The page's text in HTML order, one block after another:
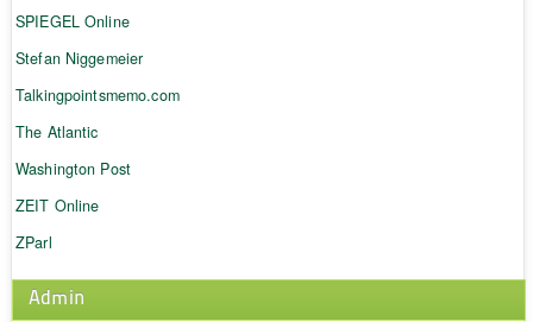
SPIEGEL Online
Stefan Niggemeier
Talkingpointsmemo.com
The Atlantic
Washington Post
ZEIT Online
ZParl
Admin